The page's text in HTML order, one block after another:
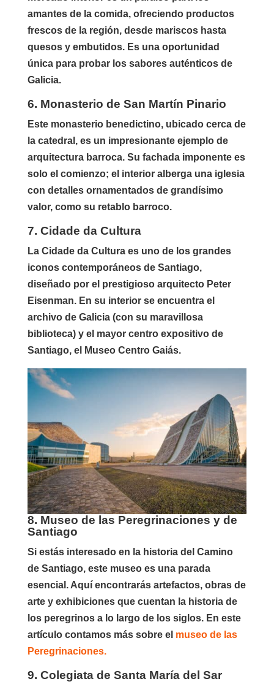
amantes de la comida, ofreciendo productos
frescos de la región, desde mariscos hasta
quesos y embutidos. Es una oportunidad
única para probar los sabores auténticos de
Galicia.
6. Monasterio de San Martín Pinario
Este monasterio benedictino, ubicado cerca de
la catedral, es un impresionante ejemplo de
arquitectura barroca. Su fachada imponente es
solo el comienzo; el interior alberga una iglesia
con detalles ornamentados de grandísimo
valor, como su retablo barroco.
7. Cidade da Cultura
La Cidade da Cultura es uno de los grandes
iconos contemporáneos de Santiago,
diseñado por el prestigioso arquitecto Peter
Eisenman. En su interior se encuentra el
archivo de Galicia (con su maravillosa
biblioteca) y el mayor centro expositivo de
Santiago, el Museo Centro Gaiás.
8. Museo de las Peregrinaciones y de
Santiago
Si estás interesado en la historia del Camino
de Santiago, este museo es una parada
esencial. Aquí encontrarás artefactos, obras de
arte y exhibiciones que cuentan la historia de
los peregrinos a lo largo de los siglos. En este
artículo contamos más sobre el museo de las
Peregrinaciones.
9. Colegiata de Santa María del Sar